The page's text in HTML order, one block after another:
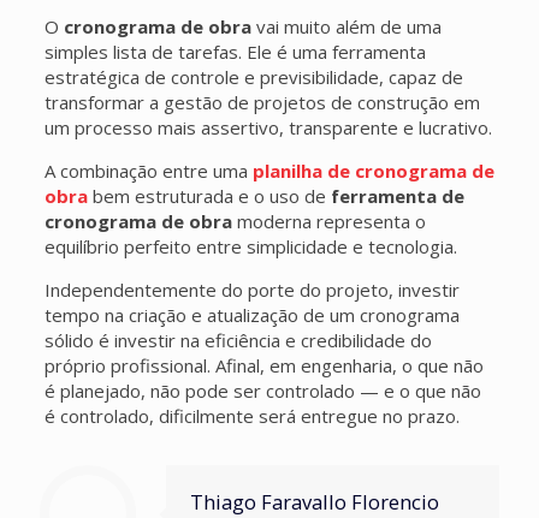
O cronograma de obravai muito além de uma
simples lista de tarefas. Ele é uma ferramenta
estratégica de controle e previsibilidade, capaz de
transformar a gestão de projetos de construção em
um processo mais assertivo, transparente e lucrativo.
A combinação entre uma planilha de cronograma de
obrabem estruturada e o uso de ferramenta de
cronograma de obramoderna representa o
equilíbrio perfeito entre simplicidade e tecnologia.
Independentemente do porte do projeto, investir
tempo na criação e atualização de um cronograma
sólido é investir na eficiência e credibilidade do
próprio profissional. Afinal, em engenharia, o que não
é planejado, não pode ser controlado — e o que não
é controlado, dificilmente será entregue no prazo.
Thiago Faravallo Florencio